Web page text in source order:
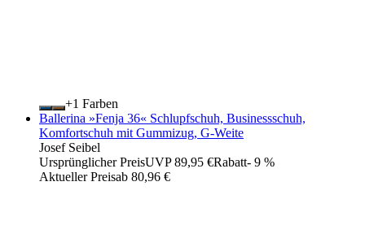
+
Farben
Ballerina »Fenja 36« Schlupfschuh, Businessschuh,
Komfortschuh mit Gummizug, G-Weite
Josef Seibel
Ursprünglicher PreisUVP 89,95 €Rabatt- 9 %
Aktueller Preisab 80,96 €